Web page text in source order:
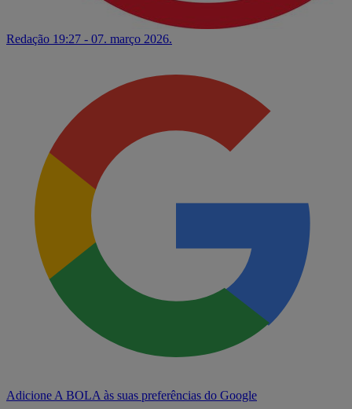
Redação 19:27 - 07. março 2026.
Adicione A BOLA às suas preferências do Google